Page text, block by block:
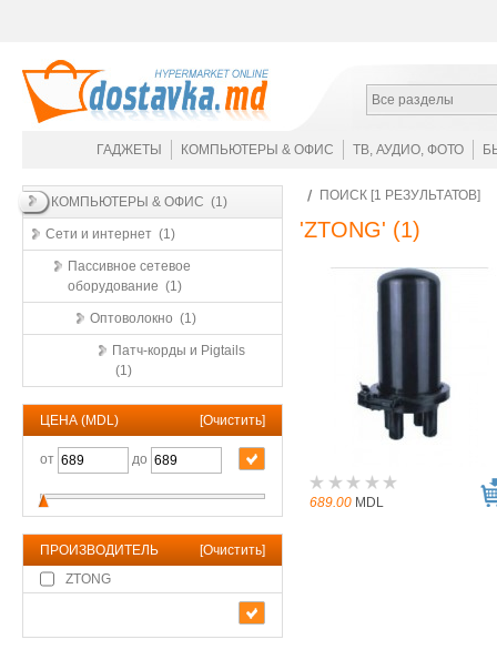
Все разделы
ГАДЖЕТЫ КОМПЬЮТЕРЫ & ОФИС ТВ, АУДИО, ФОТО
КОМПЬЮТЕРЫ & ОФИС (1)
Сети и интернет (1)
Пассивное сетевое
оборудование (1)
Оптоволокно (1)
Патч-корды и Pigtails
(1)
ЦЕНА (MDL) [Очистить]
от до
ПРОИЗВОДИТЕЛЬ [Очистить]
ZTONG
ПОИСК [1 РЕЗУЛЬТАТОВ]
'ZTONG' (1)
689.00 MDL